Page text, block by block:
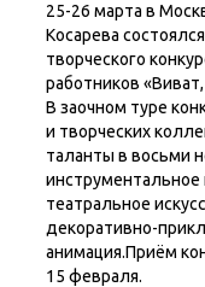
25-26 марта в
Косарева
творческого
работников
В заочном туре
и творческих
таланты в восьми
инструментальное
театральное
декоративно-
анимация.Приём
15 февраля.